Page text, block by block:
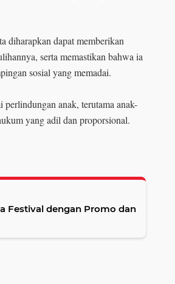
diharapkan dapat memberikan
serta memastikan bahwa ia
sosial yang memadai.
anak, terutama anak-
yang adil dan proporsional.
Festival dengan Promo dan